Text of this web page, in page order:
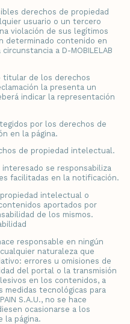
derechos de propiedad
usuario o un tercero
violación de sus legítimos
determinado contenido en
a D-MOBILELAB
titular de los derechos
la presenta un
indicar la representación
por los derechos de
en la página.
de propiedad intelectual.
se responsabiliza
facilitadas en la notificación.
intelectual o
aportados por
de los mismos.
responsable en ningún
naturaleza que
errores u omisiones de
del portal o la transmisión
en los contenidos, a
medidas tecnológicas para
S.A.U., no se hace
ocasionarse a los
la página.